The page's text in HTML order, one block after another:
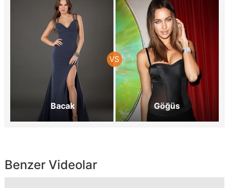
Bacak Göğüs
Benzer Videolar